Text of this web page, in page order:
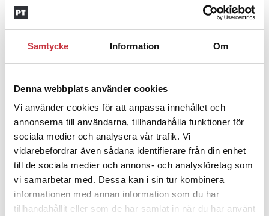
Samtycke Information Om
Denna webbplats använder cookies
Vi använder cookies för att anpassa innehållet och
annonserna till användarna, tillhandahålla funktioner för
sociala medier och analysera vår trafik. Vi
vidarebefordrar även sådana identifierare från din enhet
till de sociala medier och annons- och analysföretag som
vi samarbetar med. Dessa kan i sin tur kombinera
informationen med annan information som du har
tillhandahållit eller som de har samlat in när du har använt
Insändare:Miljoner i sjön –
polisaspiranter underkänns på
godtyckliga grunder
1 juni 2026
Jens Mårtensson:Snart 20 år i tjänst
– nu ska han lära sig grunderna
4 juni 2026
Polisregionen erkänner fel: ”Kommer
att rättas till”